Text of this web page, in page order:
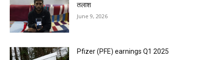
तलाश
June 9, 2026
Pfizer (PFE) earnings Q1 2025